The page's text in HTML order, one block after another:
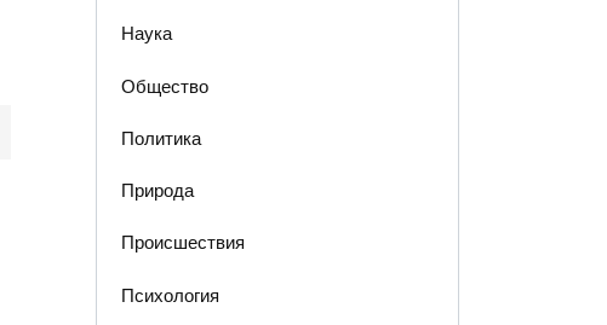
Наука
Общество
Политика
Природа
Происшествия
Психология